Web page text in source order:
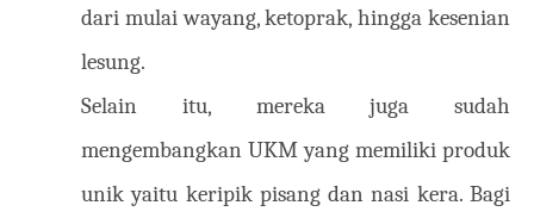
dari mulai wayang, ketoprak, hingga kesenian
lesung.
Selain itu, mereka juga sudah
mengembangkan UKM yang memiliki produk
unik yaitu keripik pisang dan nasi kera. Bagi